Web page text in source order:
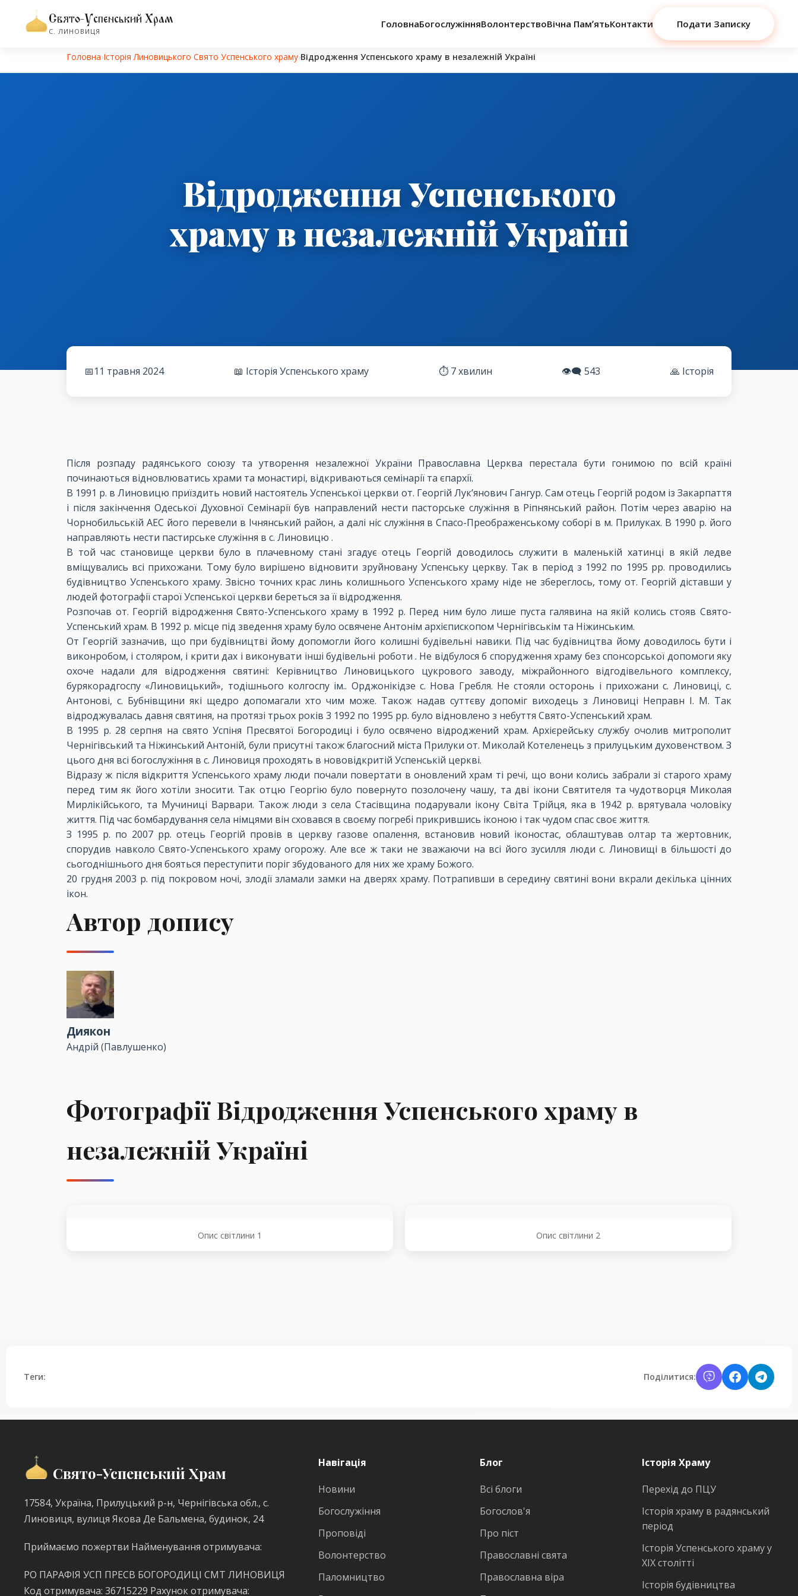
Свято-Успенський Храм
С. ЛИНОВИЦЯ
ГоловнаБогослужінняВолонтерствоВічна ПамʼятьКонтакти Подати Записку
Головна›Історiя Линовицького Свято Успенського храму›Відродження Успенського храму в незалежній Україні
Відродження Успенського
храму в незалежній Україні
📅11 травня 2024 📖 Історія Успенського храму ⏱️ 7 хвилин 👁️‍🗨️543 🙏 Історія
Після розпаду радянського союзу та утворення незалежної України Православна Церква перестала бути гонимою по всій країні
починаються відновлюватись храми та монастирі, відкриваються семінарії та єпархії.
В 1991 р. в Линовицю приїздить новий настоятель Успенської церкви от. Георгій Лук’янович Гангур. Сам отець Георгій родом із Закарпаття
і після закінчення Одеської Духовної Семінарії був направлений нести пасторське служіння в Ріпнянський район. Потім через аварію на
Чорнобильській АЕС його перевели в Ічнянський район, а далі ніс служіння в Спасо-Преображенському соборі в м. Прилуках. В 1990 р. його
направляють нести пастирське служіння в с. Линовицю .
В той час становище церкви було в плачевному стані згадує отець Георгій доводилось служити в маленькій хатинці в якій ледве
вміщувались всі прихожани. Тому було вирішено відновити зруйновану Успенську церкву. Так в період з 1992 по 1995 рр. проводились
будівництво Успенського храму. Звісно точних крас линь колишнього Успенського храму ніде не збереглось, тому от. Георгій діставши у
людей фотографії старої Успенської церкви береться за її відродження.
Розпочав от. Георгій відродження Свято-Успенського храму в 1992 р. Перед ним було лише пуста галявина на якій колись стояв Свято-
Успенський храм. В 1992 р. місце під зведення храму було освячене Антонім архієпископом Чернігівськім та Ніжинським.
От Георгій зазначив, що при будівництві йому допомогли його колишні будівельні навики. Під час будівництва йому доводилось бути і
виконробом, і столяром, і крити дах і виконувати інші будівельні роботи . Не відбулося б спорудження храму без спонсорської допомоги яку
охоче надали для відродження святині: Керівництво Линовицького цукрового заводу, міжрайонного відгодівельного комплексу,
бурякорадгоспу «Линовицький», тодішнього колгоспу ім.. Орджонікідзе с. Нова Гребля. Не стояли осторонь і прихожани с. Линовиці, с.
Антонові, с. Бубнівщини які щедро допомагали хто чим може. Також надав суттєву допоміг виходець з Линовиці Неправн І. М. Так
відроджувалась давня святиня, на протязі трьох років 3 1992 по 1995 рр. було відновлено з небуття Свято-Успенський храм.
В 1995 р. 28 серпня на свято Успіня Пресвятої Богородиці і було освячено відроджений храм. Архієрейську службу очолив митрополит
Чернігівський та Ніжинський Антоній, були присутні також благосний міста Прилуки от. Миколай Котеленець з прилуцьким духовенством. З
цього дня всі богослужіння в с. Линовиця проходять в нововідкритій Успенській церкві.
Відразу ж після відкриття Успенського храму люди почали повертати в оновлений храм ті речі, що вони колись забрали зі старого храму
перед тим як його хотіли зносити. Так отцю Георгію було повернуто позолочену чашу, та дві ікони Святителя та чудотворця Миколая
Мирлікійського, та Мучиниці Варвари. Також люди з села Стасівщина подарували ікону Світа Трійця, яка в 1942 р. врятувала чоловіку
життя. Під час бомбардування села німцями він сховався в своєму погребі прикрившись іконою і так чудом спас своє життя.
З 1995 р. по 2007 рр. отець Георгій провів в церкву газове опалення, встановив новий іконостас, облаштував олтар та жертовник,
спорудив навколо Свято-Успенського храму огорожу. Але все ж таки не зважаючи на всі його зусилля люди с. Линовищі в більшості до
сьогоднішнього дня бояться переступити поріг збудованого для них же храму Божого.
20 грудня 2003 р. під покровом ночі, злодії зламали замки на дверях храму. Потрапивши в середину святині вони вкрали декілька цінних
ікон.
Автор допису
Диякон
Андрій (Павлушенко)
Фотографії Відродження Успенського храму в
незалежній Україні
Опис світлини 1 Опис світлини 2
Теги: Поділитися:
Свято-Успенський Храм
17584, Україна, Прилуцький р-н, Чернігівська обл., с.
Линовиця, вулиця Якова Де Бальмена, будинок, 24
Приймаємо пожертви Найменування отримувача:
РО ПАРАФІЯ УСП ПРЕСВ БОГОРОДИЦІ СМТ ЛИНОВИЦЯ
Код отримувача: 36715229 Рахунок отримувача:
Навігація
Новини
Богослужіння
Проповіді
Волонтерство
Паломництво
Блог
Всі блоги
Богослов'я
Про піст
Православні свята
Православна віра
Історія Храму
Перехід до ПЦУ
Історія храму в радянський
період
Історія Успенського храму у
ХІХ столітті
Історія будівництва